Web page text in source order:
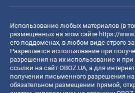
Использование любых материалов (в
размещенных на этом сайте https://
его поддоменах, в любом виде строго
Разрешается использование при
разрешения на их использование и при
ссылки на сайт OBOZ.UA, а для
получении письменного разрешения
обязательном размещении прямой,